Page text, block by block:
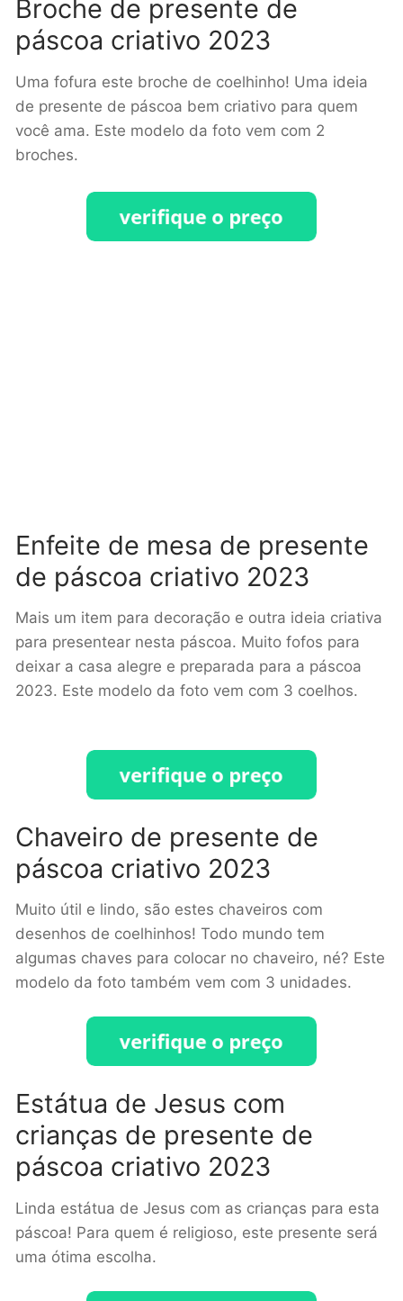
Broche de presente de
páscoa criativo 2023
Uma fofura este broche de coelhinho! Uma ideia
de presente de páscoa bem criativo para quem
você ama. Este modelo da foto vem com 2
broches.
Enfeite de mesa de presente
de páscoa criativo 2023
Mais um item para decoração e outra ideia criativa
para presentear nesta páscoa. Muito fofos para
deixar a casa alegre e preparada para a páscoa
2023. Este modelo da foto vem com 3 coelhos.
Chaveiro de presente de
páscoa criativo 2023
Muito útil e lindo, são estes chaveiros com
desenhos de coelhinhos! Todo mundo tem
algumas chaves para colocar no chaveiro, né? Este
modelo da foto também vem com 3 unidades.
Estátua de Jesus com
crianças de presente de
páscoa criativo 2023
Linda estátua de Jesus com as crianças para esta
páscoa! Para quem é religioso, este presente será
uma ótima escolha.